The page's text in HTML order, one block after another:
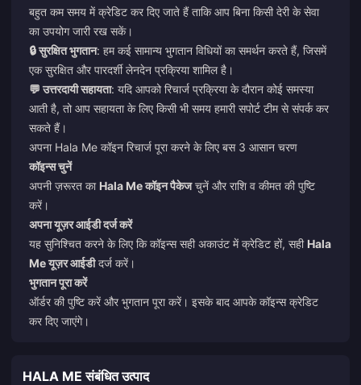
बहुत कम समय में क्रेडिट कर दिए जाते हैं ताकि आप बिना किसी देरी के सेवा
का उपयोग जारी रख सकें।
🔒 सुरक्षित भुगतान: हम कई सामान्य भुगतान विधियों का समर्थन करते हैं, जिसमें
एक सुरक्षित और पारदर्शी लेनदेन प्रक्रिया शामिल है।
💬 उत्तरदायी सहायता: यदि आपको रिचार्ज प्रक्रिया के दौरान कोई समस्या
आती है, तो आप सहायता के लिए किसी भी समय हमारी सपोर्ट टीम से संपर्क कर
सकते हैं।
अपना Hala Me कॉइन रिचार्ज पूरा करने के लिए बस 3 आसान चरण
कॉइन्स चुनें
अपनी ज़रूरत का Hala Me कॉइन पैकेजचुनें और राशि व कीमत की पुष्टि
करें।
अपना यूज़र आईडी दर्ज करें
यह सुनिश्चित करने के लिए कि कॉइन्स सही अकाउंट में क्रेडिट हों, सही Hala
Me यूज़र आईडीदर्ज करें।
भुगतान पूरा करें
ऑर्डर की पुष्टि करें और भुगतान पूरा करें। इसके बाद आपके कॉइन्स क्रेडिट
कर दिए जाएंगे।
HALA ME संबंधित उत्पाद